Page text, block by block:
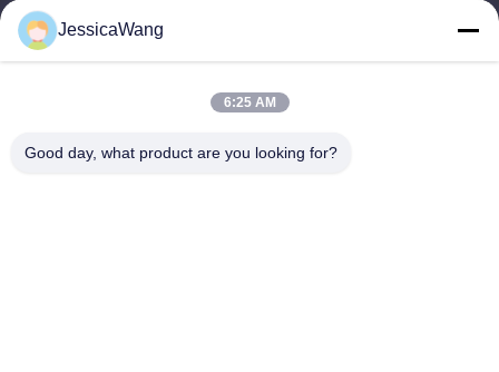
JessicaWang
6:25 AM
Good day, what product are you looking for?